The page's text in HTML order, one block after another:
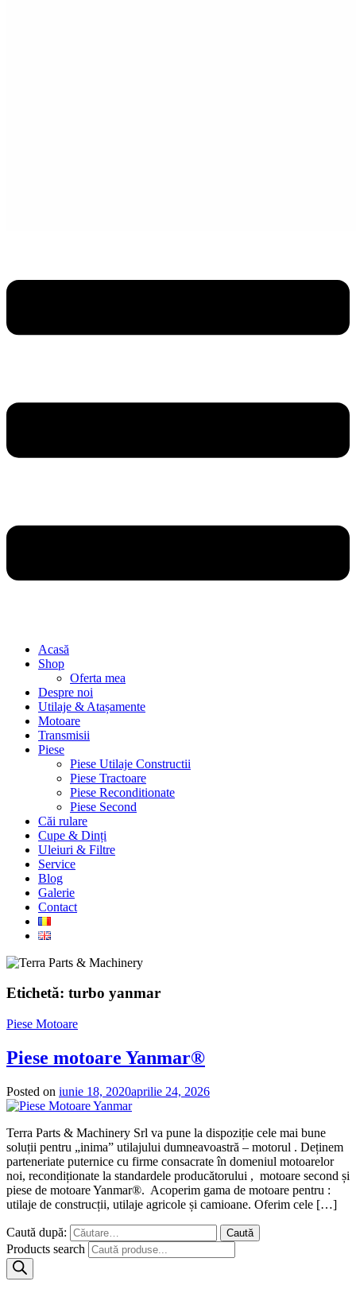
Acasă
Shop
Oferta mea
Despre noi
Utilaje & Atașamente
Motoare
Transmisii
Piese
Piese Utilaje Constructii
Piese Tractoare
Piese Reconditionate
Piese Second
Căi rulare
Cupe & Dinți
Uleiuri & Filtre
Service
Blog
Galerie
Contact
Etichetă: turbo yanmar
Piese Motoare
Piese motoare Yanmar®
Posted on iunie 18, 2020aprilie 24, 2026
Terra Parts & Machinery Srl va pune la dispoziție cele mai bune
soluții pentru „inima” utilajului dumneavoastră – motorul . Deținem
parteneriate puternice cu firme consacrate în domeniul motoarelor
noi, recondiționate la standardele producătorului , motoare second și
piese de motoare Yanmar®. Acoperim gama de motoare pentru :
utilaje de construcții, utilaje agricole și camioane. Oferim cele […]
Caută după:
Products search